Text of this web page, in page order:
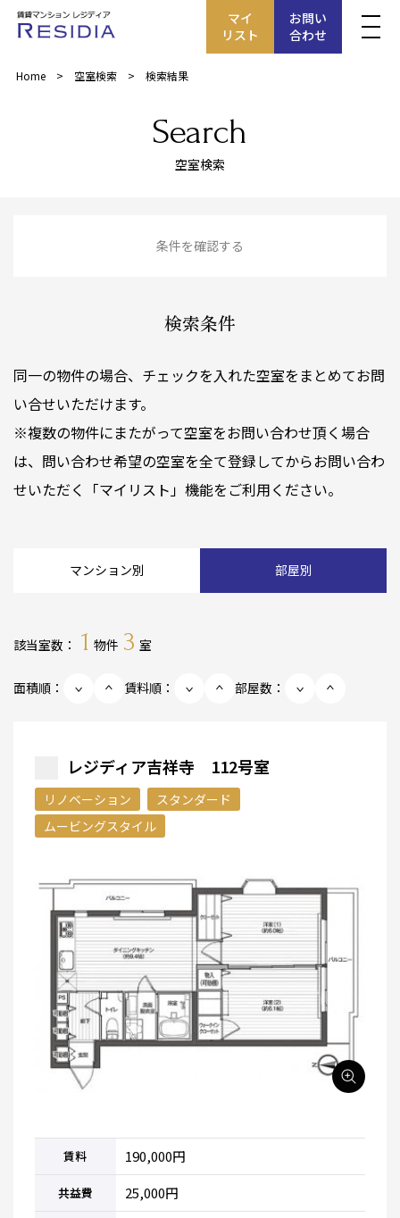
マイ
リスト
お問い
合わせ
Home 空室検索 検索結果
Search
空室検索
条件を確認する
検索条件
同一の物件の場合、チェックを入れた空室をまとめてお問
い合せいただけます。
※複数の物件にまたがって空室をお問い合わせ頂く場合
は、問い合わせ希望の空室を全て登録してからお問い合わ
せいただく「マイリスト」機能をご利用ください。
マンション別 部屋別
該当室数： 1 物件 3 室
面積順： 賃料順： 部屋数：
レジディア吉祥寺 112号室
リノベーション
スタンダード
ムービングスタイル
賃料 190,000円
共益費 25,000円